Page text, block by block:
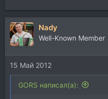
Nady
Well-Known Member
15 Май 2012
GORS написал(а):